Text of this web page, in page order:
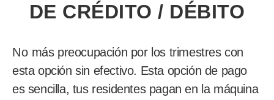
DE CRÉDITO / DÉBITO
No más preocupación por los trimestres con
esta opción sin efectivo. Esta opción de pago
es sencilla, tus residentes pagan en la máquina